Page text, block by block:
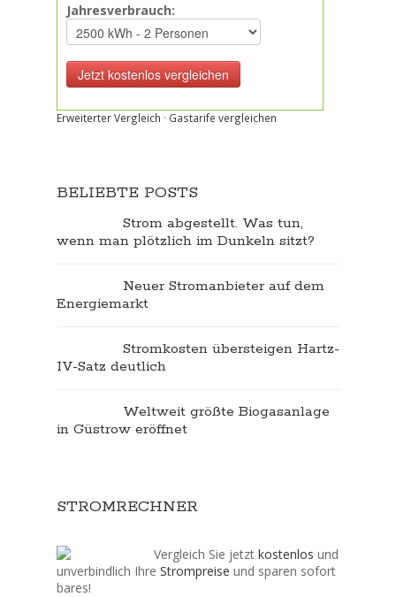
Jahresverbrauch:
Erweiterter Vergleich · Gastarife vergleichen
BELIEBTE POSTS
Strom abgestellt. Was tun,
wenn man plötzlich im Dunkeln sitzt?
Neuer Stromanbieter auf dem
Energiemarkt
Stromkosten übersteigen Hartz-
IV-Satz deutlich
Weltweit größte Biogasanlage
in Güstrow eröffnet
STROMRECHNER
Vergleich Sie jetzt kostenlos und
unverbindlich Ihre Strompreise und sparen sofort
bares!